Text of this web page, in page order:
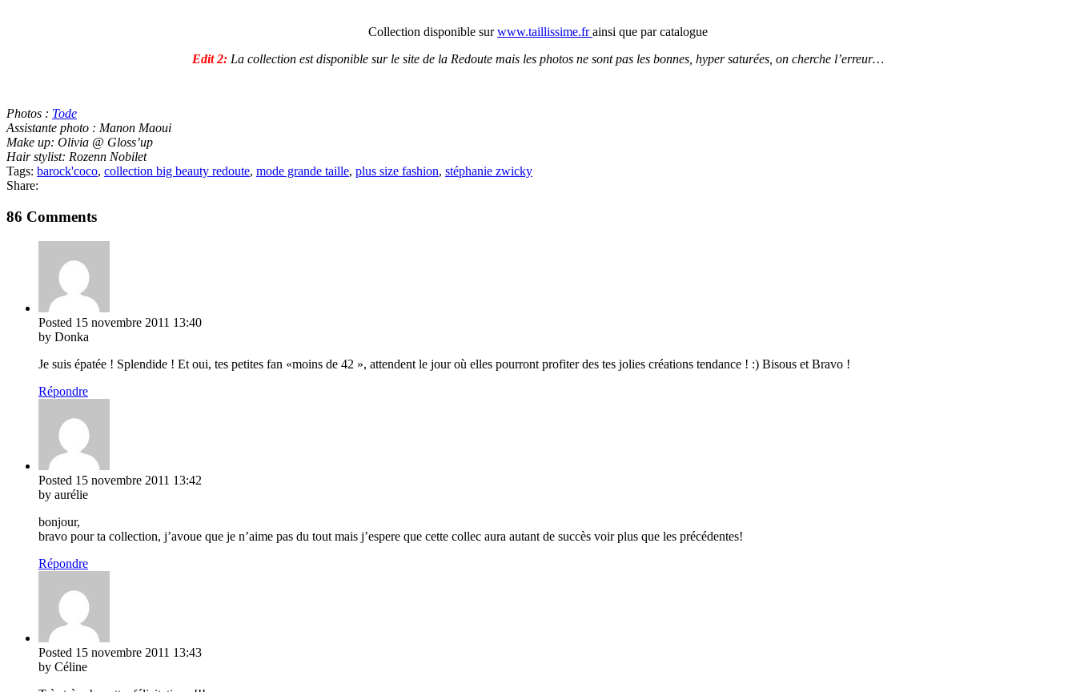
Collection disponible surwww.taillissime.frainsi que par catalogue
Edit 2: La collection est disponible sur le site de la Redoute mais les photos ne sont pas les bonnes, hyper saturées, on cherche l’erreur…
Photos : Tode
Assistante photo : Manon Maoui
Make up: Olivia @ Gloss’up
Hair stylist: Rozenn Nobilet
Tags: barock'coco, collection big beauty redoute, mode grande taille, plus size fashion, stéphanie zwicky
Share:
86 Comments
Posted 15 novembre 2011 13:40
by Donka
Je suis épatée ! Splendide ! Et oui, tes petites fan «moins de 42 », attendent le jour où elles pourront profiter des tes jolies créations tendance ! :) Bisous et Bravo !
Répondre
Posted 15 novembre 2011 13:42
by aurélie
bonjour,
bravo pour ta collection, j’avoue que je n’aime pas du tout mais j’espere que cette collec aura autant de succès voir plus que les précédentes!
Répondre
Posted 15 novembre 2011 13:43
by Céline